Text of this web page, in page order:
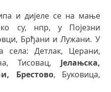
и дијеле се на мање
су, нпр, у Појезни
Брђани и Лужани. У
села: Детлак, Церани,
Тисовац, Јелањска,
Брестово, Буковица,